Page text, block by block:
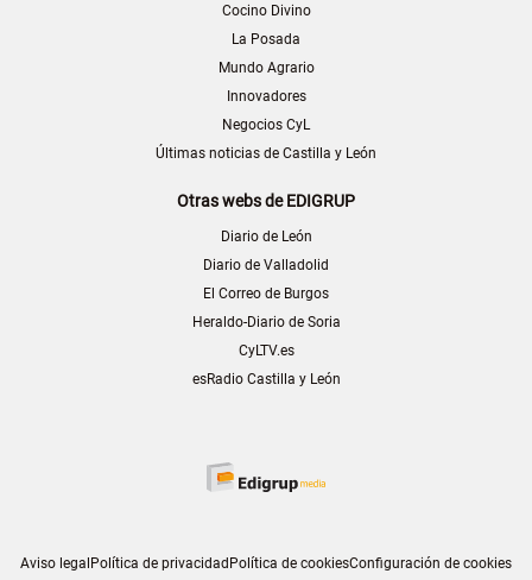
Cocino Divino
La Posada
Mundo Agrario
Innovadores
Negocios CyL
Últimas noticias de Castilla y León
Otras webs de EDIGRUP
Diario de León
Diario de Valladolid
El Correo de Burgos
Heraldo-Diario de Soria
CyLTV.es
esRadio Castilla y León
Aviso legalPolítica de privacidadPolítica de cookiesConfiguración de cookies